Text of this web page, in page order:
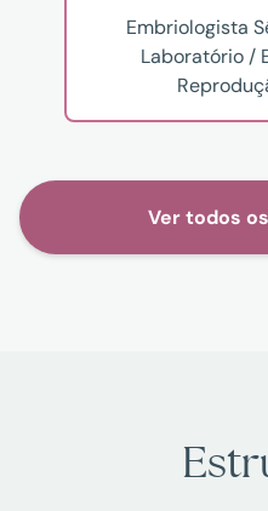
Embriologista
Laboratório /
Ver todos